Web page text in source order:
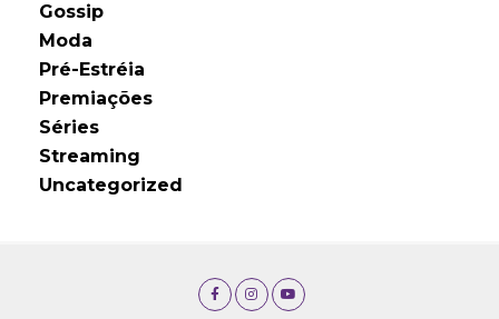
Gossip
Moda
Pré-Estréia
Premiações
Séries
Streaming
Uncategorized